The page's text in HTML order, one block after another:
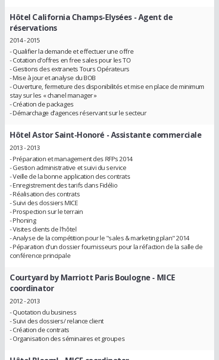
Hôtel California Champs-Elysées- Agent de
réservations
2014 - 2015
- Qualifier la demande et effectuer une offre
- Cotation d’offres en free sales pour les TO
- Gestions des extranets Tours Opérateurs
- Mise à jour et analyse du BOB
- Ouverture, fermeture des disponibilités et mise en place de minimum
stay sur les « chanel manager »
- Création de packages
- Démarchage d’agences réservant sur le secteur
Hôtel Astor Saint-Honoré - Assistante commerciale
2013 - 2013
- Préparation et management des RFPs 2014
- Gestion administrative et suivi du service
- Veille de la bonne application des contrats
- Enregistrement des tarifs dans Fidélio
- Réalisation des contrats
- Suivi des dossiers MICE
- Prospection sur le terrain
- Phoning
- Visites clients de l'hôtel
- Analyse de la compétition pour le "sales & marketing plan" 2014
- Péparation d'un dossier fournisseurs pour la réfaction de la salle de
conférence principale
Courtyard by Marriott Paris Boulogne - MICE
coordinator
2012 - 2013
- Quotation du business
- Suivi des dossiers/ relance client
- Création de contrats
- Organisation des séminaires et groupes